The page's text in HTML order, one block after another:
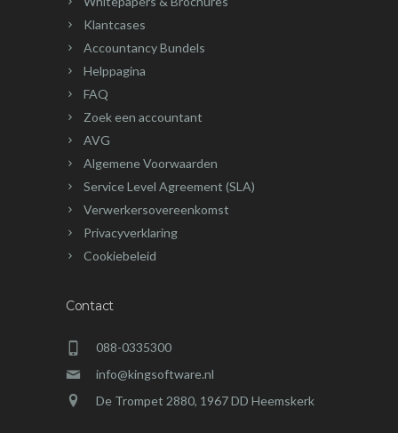
Klantcases
Accountancy Bundels
Helppagina
FAQ
Zoek een accountant
AVG
Algemene Voorwaarden
Service Level Agreement (SLA)
Verwerkersovereenkomst
Privacyverklaring
Cookiebeleid
Contact
088-0335300
info@kingsoftware.nl
De Trompet 2880, 1967 DD Heemskerk